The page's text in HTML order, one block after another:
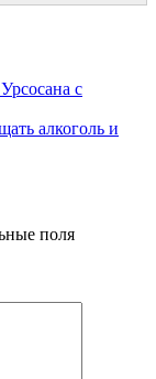
с
алкоголь и
поля